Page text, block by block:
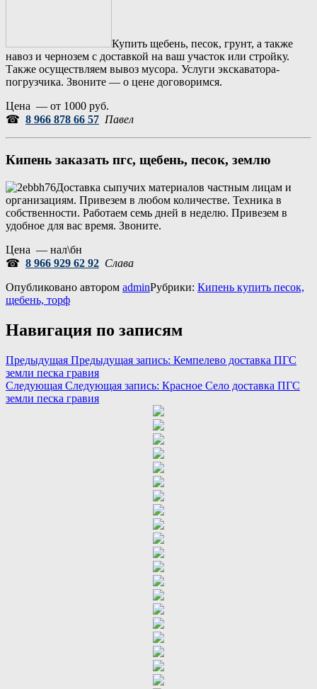
Купить щебень, песок, грунт, а также
навоз и чернозем с доставкой на ваш участок или стройку.
Также осуществляем вывоз мусора. Услуги экскаватора-
погрузчика. Звоните — о цене договоримся.
Цена — от 1000 руб.
☎ 8 966 878 66 57 Павел
Кипень заказать пгс, щебень, песок, землю
Доставка сыпучих материалов частным лицам и
организациям. Привезем в любом количестве. Техника в
собственности. Работаем семь дней в неделю. Привезем в
удобное для вас время. Звоните.
Цена — нал\бн
☎ 8 966 929 62 92 Слава
Опубликовано автором adminРубрики: Кипень купить песок,
щебень, торф
Навигация по записям
Предыдущая Предыдущая запись: Кемпелево доставка ПГС
земли песка гравия
Следующая Следующая запись: Красное Село доставка ПГС
земли песка гравия